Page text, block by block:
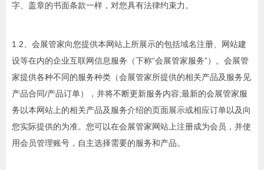
字、盖章的书面条款一样，对您具有法律约束力。
1.2、会展管家向您提供本网站上所展示的包括域名注册、网站建
设等在内的企业互联网信息服务（下称“会展管家服务”）。会展管
家提供各种不同的服务种类（会展管家所提供的相关产品及服务见
产品合同/产品订单），并将不断更新服务内容;最新的会展管家服
务以本网站上的相关产品及服务介绍的页面展示或相应订单以及向
您实际提供的为准。您可以在会展管家网站上注册成为会员，并使
用会员管理账号，自主选择需要的服务和产品。